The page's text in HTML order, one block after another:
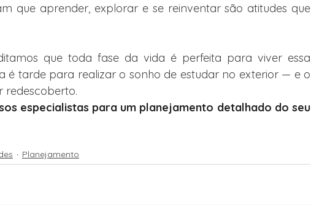
que aprender, explorar e se reinventar são atitudes que
que toda fase da vida é perfeita para viver essa
é tarde para realizar o sonho de estudar no exterior — e o
redescoberto.
especialistas para um planejamento detalhado do seu
Planejamento